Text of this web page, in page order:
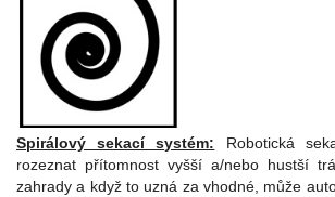
Spirálový sekací systém: Robotická
rozeznat přítomnost vyšší a/nebo hustší
zahrady a když to uzná za vhodné, může